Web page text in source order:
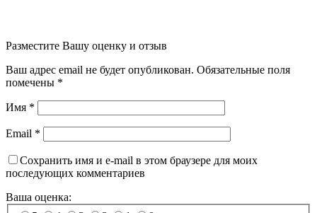
Разместите Вашу оценку и отзыв
Ваш адрес email не будет опубликован. Обязательные поля
помечены *
Имя *
Email *
Сохранить имя и e-mail в этом браузере для моих
последующих комментариев
Ваша оценка: